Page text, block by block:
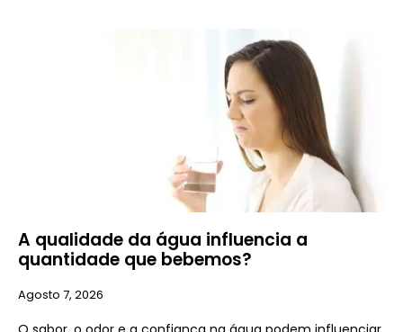
A qualidade da água influencia a
quantidade que bebemos?
Agosto 7, 2026